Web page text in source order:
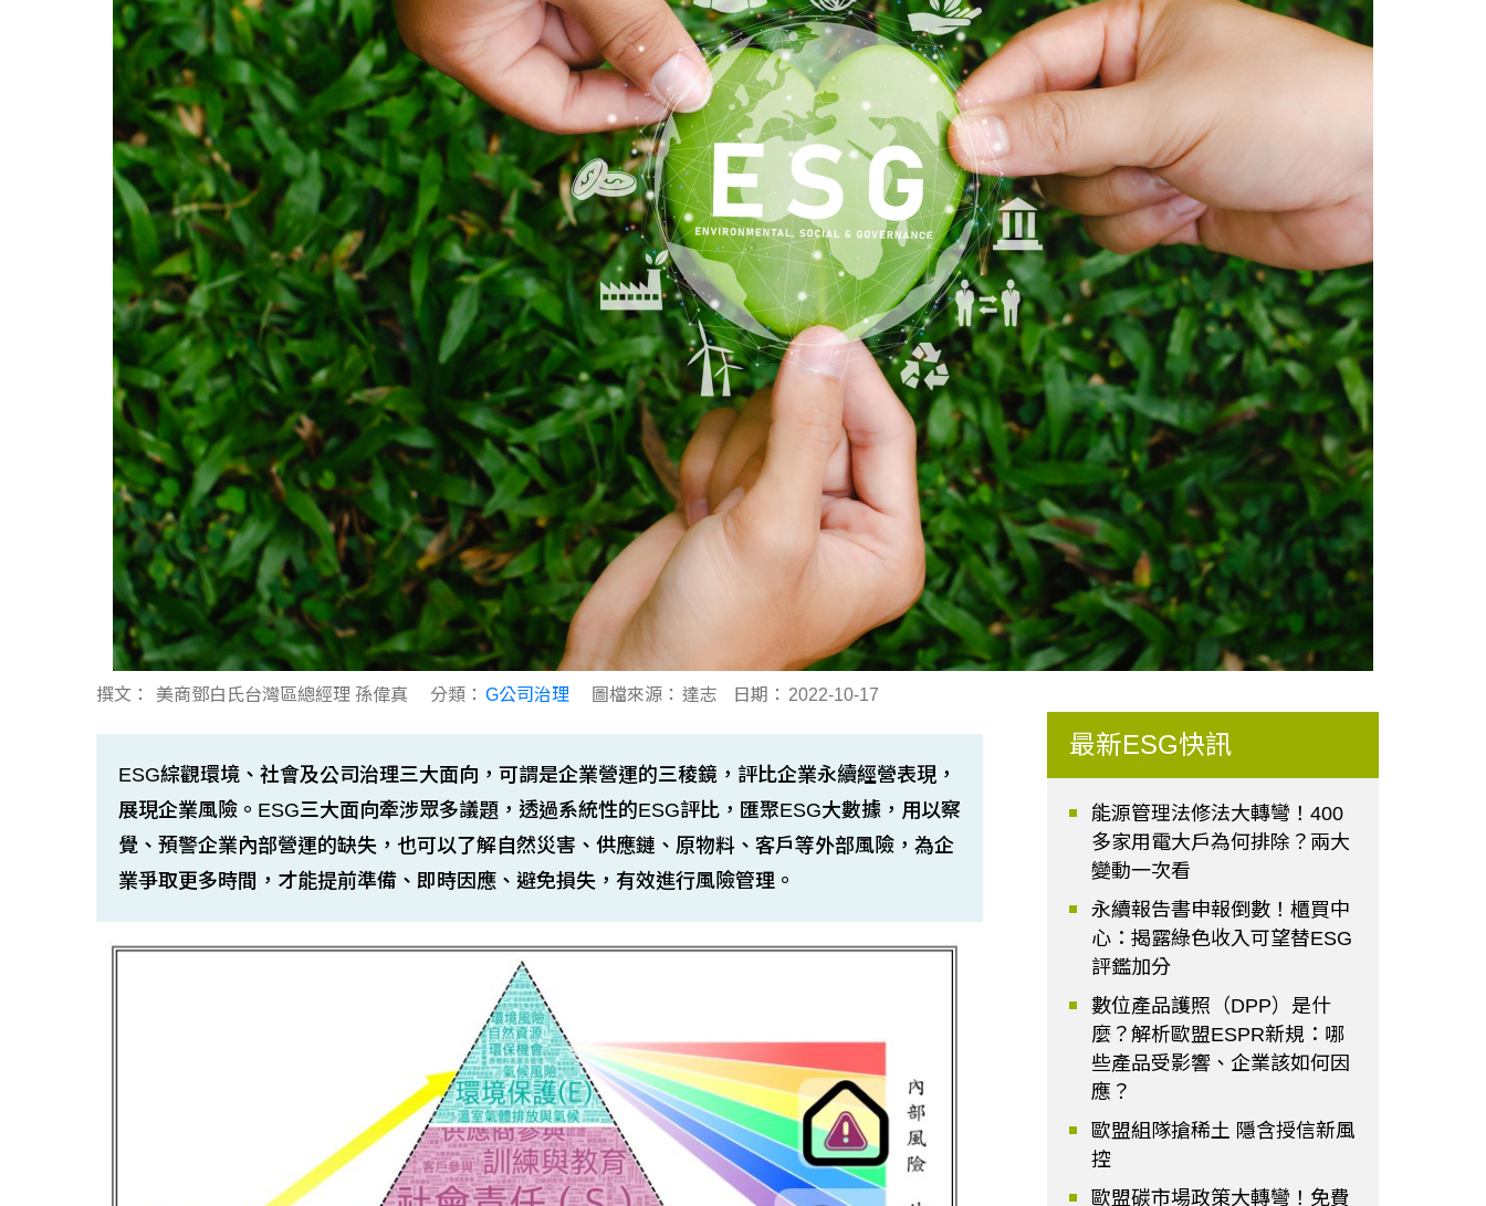
撰文： 美商鄧白氏台灣區總經理 孫偉真 分類： G公司治理 圖檔來源： 達志 日期： 2022-10-17
ESG綜觀環境、社會及公司治理三大面向，可謂是企業營運的三稜鏡，評比企業永續經營表現，
展現企業風險。ESG三大面向牽涉眾多議題，透過系統性的ESG評比，匯聚ESG大數據，用以察
覺、預警企業內部營運的缺失，也可以了解自然災害、供應鏈、原物料、客戶等外部風險，為企
業爭取更多時間，才能提前準備、即時因應、避免損失，有效進行風險管理。
最新ESG快訊
能源管理法修法大轉彎！400
多家用電大戶為何排除？兩大
變動一次看
永續報告書申報倒數！櫃買中
心：揭露綠色收入可望替ESG
評鑑加分
數位產品護照（DPP）是什
麼？解析歐盟ESPR新規：哪
些產品受影響、企業該如何因
應？
歐盟組隊搶稀土 隱含授信新風
控
歐盟碳市場政策大轉彎！免費